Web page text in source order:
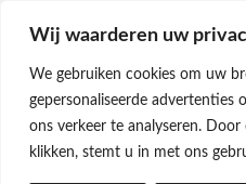
Wij waarderen uw
We gebruiken cookies om uw
gepersonaliseerde advertenties
ons verkeer te analyseren.
klikken, stemt u in met ons